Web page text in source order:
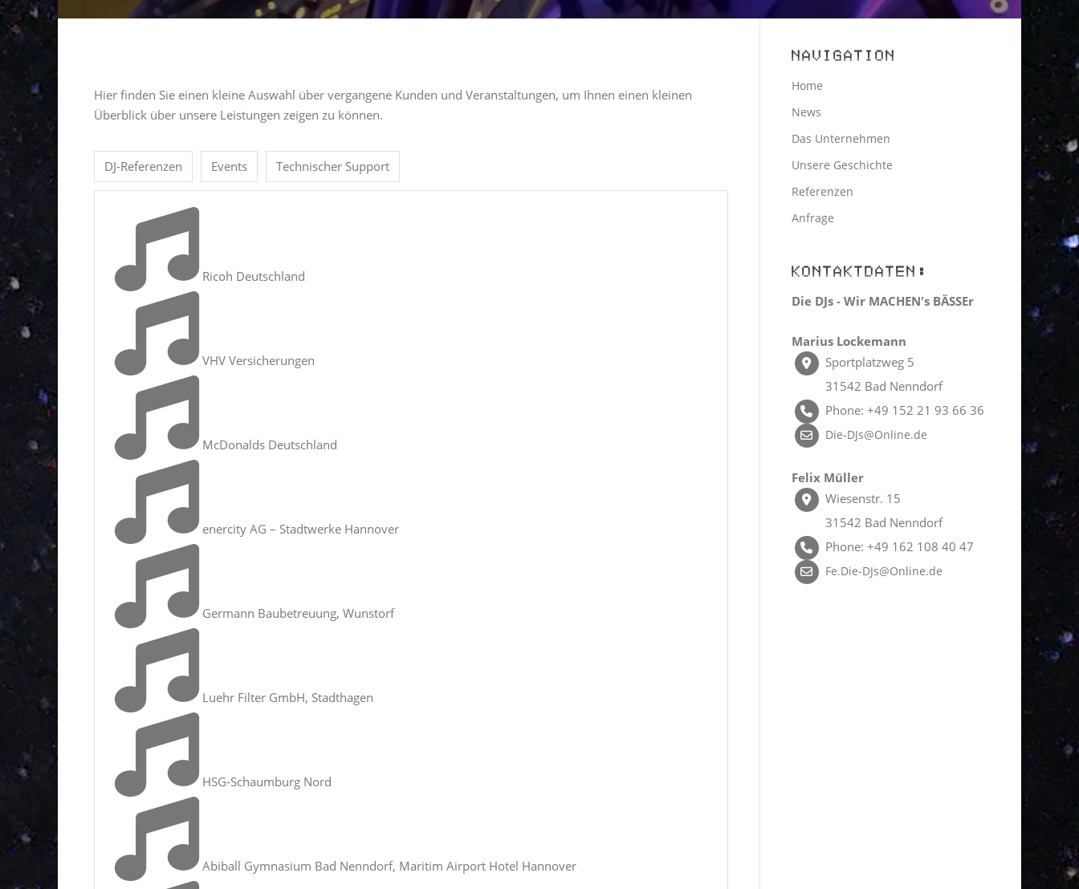
Hier finden Sie einen kleine Auswahl über vergangene Kunden und Veranstaltungen, um Ihnen einen kleinen
Überblick über unsere Leistungen zeigen zu können.
DJ-Referenzen Events Technischer Support
Ricoh Deutschland
VHV Versicherungen
McDonalds Deutschland
enercity AG – Stadtwerke Hannover
Germann Baubetreuung, Wunstorf
Luehr Filter GmbH, Stadthagen
HSG-Schaumburg Nord
Abiball Gymnasium Bad Nenndorf, Maritim Airport Hotel Hannover
NAVIGATION
Home
News
Das Unternehmen
Unsere Geschichte
Referenzen
Anfrage
KONTAKTDATEN:
Die DJs - Wir MACHEN's BÄSSEr
Marius Lockemann
Sportplatzweg 5
31542 Bad Nenndorf
Phone: +49 152 21 93 66 36
Die-DJs@Online.de
Felix Müller
Wiesenstr. 15
31542 Bad Nenndorf
Phone: +49 162 108 40 47
Fe.Die-DJs@Online.de